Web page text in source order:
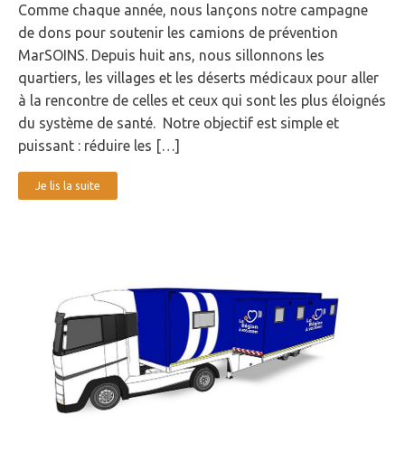
Comme chaque année, nous lançons notre campagne
de dons pour soutenir les camions de prévention
MarSOINS. Depuis huit ans, nous sillonnons les
quartiers, les villages et les déserts médicaux pour aller
à la rencontre de celles et ceux qui sont les plus éloignés
du système de santé. Notre objectif est simple et
puissant : réduire les […]
Je lis la suite